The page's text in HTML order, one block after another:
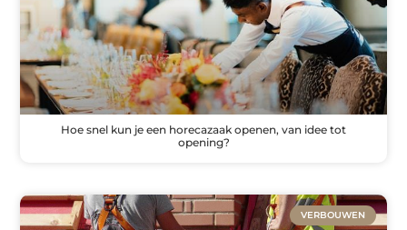
Hoe snel kun je een horecazaak openen, van idee tot
opening?
VERBOUWEN